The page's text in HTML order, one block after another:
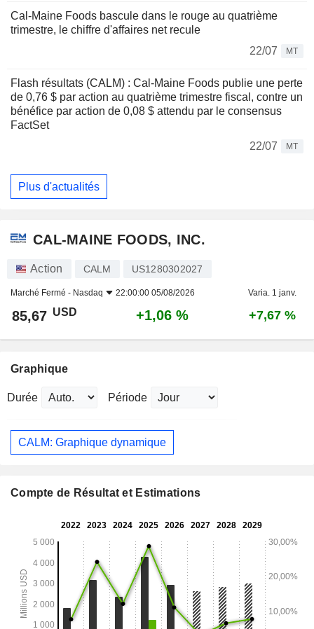
Cal-Maine Foods bascule dans le rouge au quatrième
trimestre, le chiffre d'affaires net recule
22/07
MT
Flash résultats (CALM) : Cal-Maine Foods publie une perte
de 0,76 $ par action au quatrième trimestre fiscal, contre un
bénéfice par action de 0,08 $ attendu par le consensus
FactSet
22/07
MT
Plus d'actualités
CAL-MAINE FOODS, INC.
Action CALM US1280302027
Marché Fermé - Nasdaq 22:00:00 05/08/2026 Varia. 1 janv.
85,67 USD +1,06 % +7,67 %
Graphique
Durée Période
CALM: Graphique dynamique
Compte de Résultat et Estimations